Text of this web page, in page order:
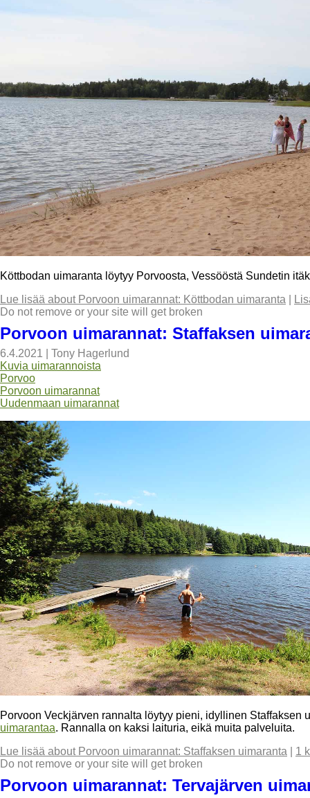
Köttbodan uimaranta löytyy Porvoosta, Vessööstä Sundetin
Lue lisää about Porvoon uimarannat: Köttbodan uimaranta
Do not remove or your site will get broken
Porvoon uimarannat: Staffaksen
6.4.2021
Tony Hagerlund
Kuvia uimarannoista
Porvoo
Porvoon uimarannat
Uudenmaan uimarannat
Porvoon Veckjärven rannalta löytyy pieni, idyllinen Staffaksen
uimarantaa. Rannalla on kaksi laituria, eikä muita palveluita.
Lue lisää about Porvoon uimarannat: Staffaksen uimaranta
1
Do not remove or your site will get broken
Porvoon uimarannat: Tervajärven